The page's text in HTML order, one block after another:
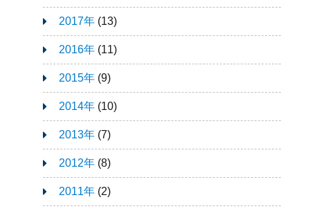
2017年(13)
2016年(11)
2015年(9)
2014年(10)
2013年(7)
2012年(8)
2011年(2)